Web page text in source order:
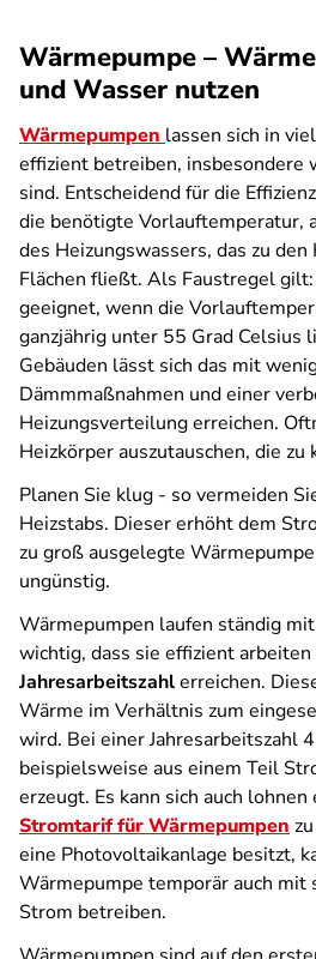
Wärmepumpe –
und Wasser nutzen
Wärmepumpen lassen sich in
effizient betreiben, insbesondere
sind. Entscheidend für die
die benötigte Vorlauftemperatur,
des Heizungswassers, das zu
Flächen fließt. Als Faustregel
geeignet, wenn die
ganzjährig unter 55 Grad Celsius
Gebäuden lässt sich das mit
Dämmmaßnahmen und einer
Heizungsverteilung erreichen.
Heizkörper auszutauschen, die zu
Planen Sie klug - so vermeiden
Heizstabs. Dieser erhöht dem
zu groß ausgelegte
ungünstig.
Wärmepumpen laufen ständig
wichtig, dass sie effizient arbeiten
Jahresarbeitszahlerreichen.
Wärme im Verhältnis zum
wird. Bei einer Jahresarbeitszahl
beispielsweise aus einem Teil
erzeugt. Es kann sich auch lohnen
Stromtarif für Wärmepumpen
eine Photovoltaikanlage besitzt,
Wärmepumpe temporär auch mit
Strom betreiben.